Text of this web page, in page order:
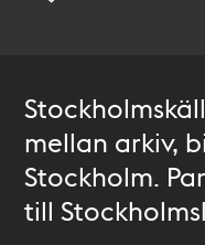
mellan arkiv,
Stockholm.
till